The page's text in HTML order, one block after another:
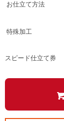
お仕立て方法
特殊加工
スピード仕立て券